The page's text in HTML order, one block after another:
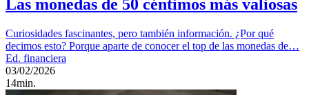
Las monedas de 50 céntimos más valiosas
Curiosidades fascinantes, pero también información. ¿Por qué
decimos esto? Porque aparte de conocer el top de las monedas de…
Ed. financiera
03/02/2026
14min.